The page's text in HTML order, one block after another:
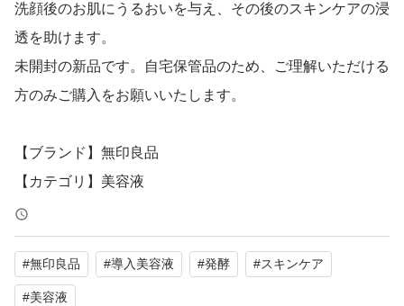
洗顔後のお肌にうるおいを与え、その後のスキンケアの浸
透を助けます。
未開封の新品です。自宅保管品のため、ご理解いただける
方のみご購入をお願いいたします。
【ブランド】無印良品
【カテゴリ】美容液
【商品の状態】未使用
【カラー】クリア系
【容量】100ml
#無印良品 #導入美容液 #発酵 #スキンケア
#美容液